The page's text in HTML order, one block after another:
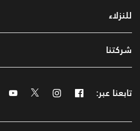
للنزلاء
شركتنا
تابعنا عبر: Facebook
Instagram
Twitter